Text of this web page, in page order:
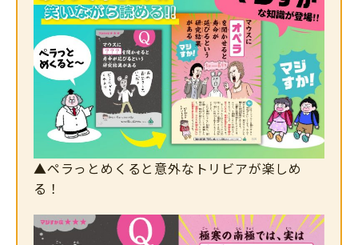
▲ペラっとめくると意外なトリビアが楽しめ
る！